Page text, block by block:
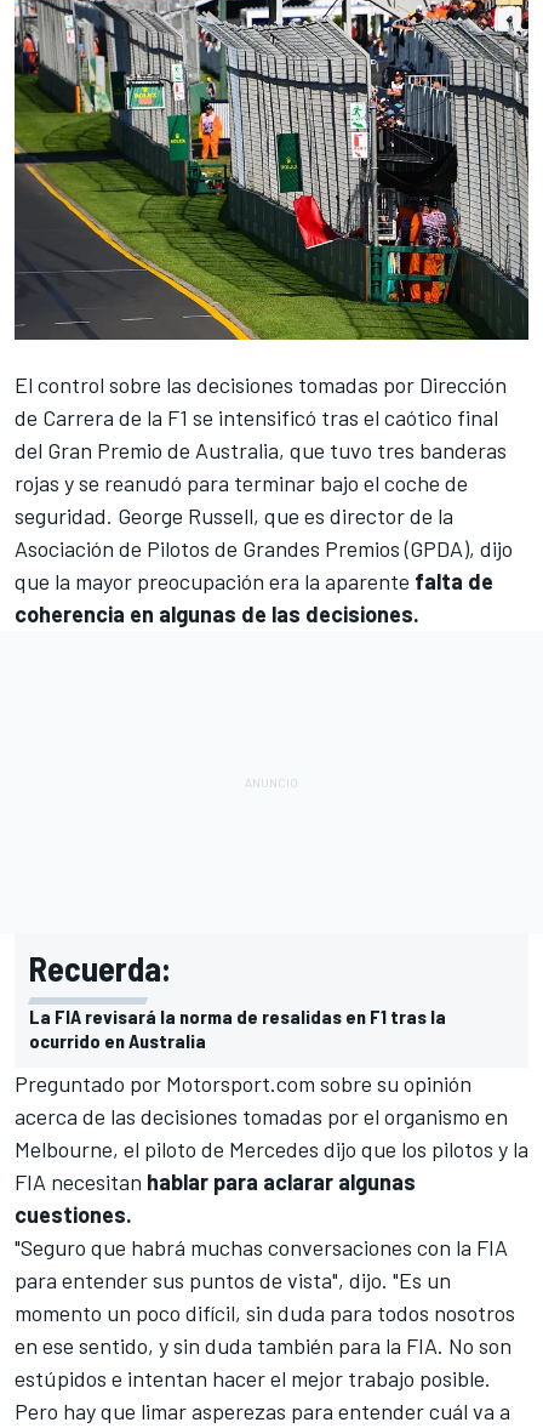
El control sobre las decisiones tomadas por Dirección
de Carrera de la F1 se intensificó tras el caótico final
del Gran Premio de Australia, que tuvo tres banderas
rojas y se reanudó para terminar bajo el coche de
seguridad. George Russell, que es director de la
Asociación de Pilotos de Grandes Premios (GPDA), dijo
que la mayor preocupación era la aparente falta de
coherencia en algunas de las decisiones.
Recuerda:
La FIA revisará la norma de resalidas en F1 tras la
ocurrido en Australia
Preguntado por Motorsport.com sobre su opinión
acerca de las decisiones tomadas por el organismo en
Melbourne, el piloto de Mercedes dijo que los pilotos y la
FIA necesitan hablar para aclarar algunas
cuestiones.
"Seguro que habrá muchas conversaciones con la FIA
para entender sus puntos de vista", dijo. "Es un
momento un poco difícil, sin duda para todos nosotros
en ese sentido, y sin duda también para la FIA. No son
estúpidos e intentan hacer el mejor trabajo posible.
Pero hay que limar asperezas para entender cuál va a